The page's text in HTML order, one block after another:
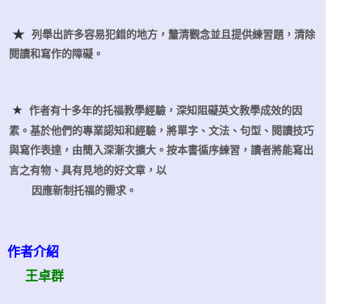
★ 列舉出許多容易犯錯的地方，釐清觀念並且提供練習題，清除
閱讀和寫作的障礙。
★ 作者有十多年的托福教學經驗，深知阻礙英文教學成效的因
素。基於他們的專業認知和經驗，將單字、文法、句型、閱讀技巧
與寫作表達，由簡入深漸次擴大。按本書循序練習，讀者將能寫出
言之有物、具有見地的好文章，以
因應新制托福的需求。
作者介紹
王卓群